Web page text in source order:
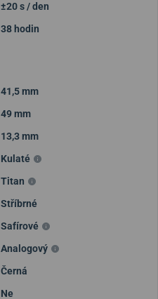
±20 s / den
38 hodin
41,5 mm
49 mm
13,3 mm
Kulaté
Titan
Stříbrné
Safírové
Analogový
Černá
Ne